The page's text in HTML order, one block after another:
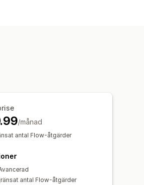
/månad
antal Flow-åtgärder
antal Flow-åtgärder